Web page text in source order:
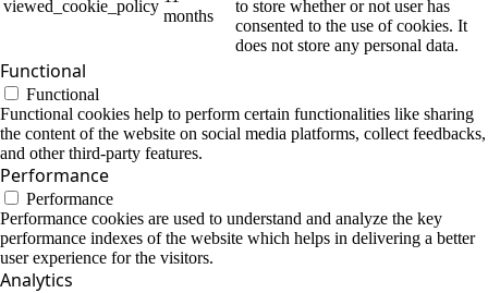
viewed_cookie_policy
months
to store whether or not user has
consented to the use of cookies. It
does not store any personal data.
Functional
Functional
Functional cookies help to perform certain functionalities like sharing
the content of the website on social media platforms, collect feedbacks,
and other third-party features.
Performance
Performance
Performance cookies are used to understand and analyze the key
performance indexes of the website which helps in delivering a better
user experience for the visitors.
Analytics